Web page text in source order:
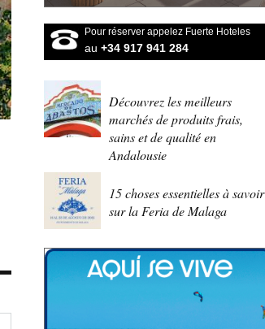
Pour réserver appelez Fuerte Hoteles
au +34 917 941 284
Découvrez les meilleurs
marchés de produits frais,
sains et de qualité en
Andalousie
15 choses essentielles à savoir
sur la Feria de Malaga